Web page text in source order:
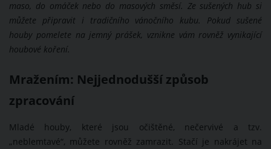
maso, do omáček nebo do masových směsí. Ze sušených hub si
můžete připravit i tradičního vánočního kubu. Pokud sušené
houby pomelete na jemný prášek, vznikne vám rovněž vynikající
houbové koření.
Mražením: Nejjednodušší způsob
zpracování
Mladé houby, které jsou očištěné, nečervivé a tzv.
„neblemtavé“, můžete rovněž zamrazit. Stačí je nakrájet na